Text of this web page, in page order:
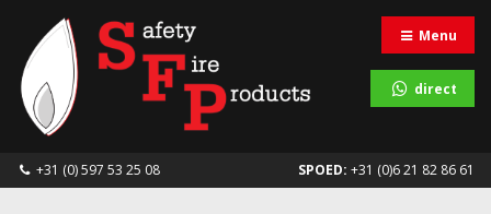
Menu
direct
+31 (0) 597 53 25 08 SPOED: +31 (0)6 21 82 86 61